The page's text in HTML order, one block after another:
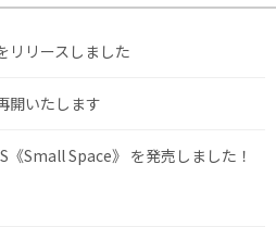
リリースしました
開いたします
《Small Space》 を発売しました！